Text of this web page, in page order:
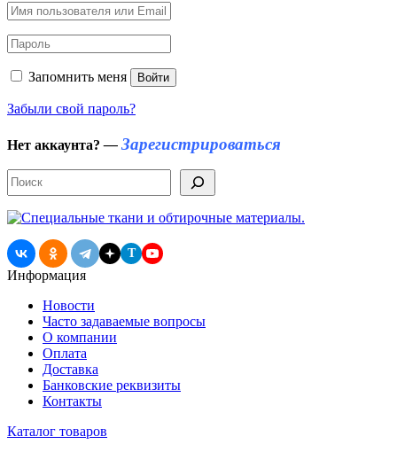
Запомнить меня Войти
Забыли свой пароль?
Нет аккаунта? — Зарегистрироваться
Поиск
T
Информация
Новости
Часто задаваемые вопросы
О компании
Оплата
Доставка
Банковские реквизиты
Контакты
Каталог товаров